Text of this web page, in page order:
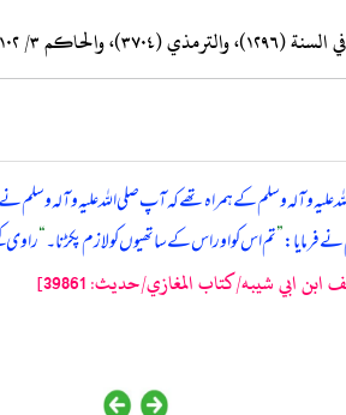
وآلہ وسلم کے ہمراہ تھے کہ آپ صلی اللہ علیہ وآلہ وسلم نے
فرمایا:”تم اس کو اور اس کے ساتھیوں کو لازم پکڑنا۔“راوی
ابي شيبه/كتاب المغازي/حدیث: 39861]